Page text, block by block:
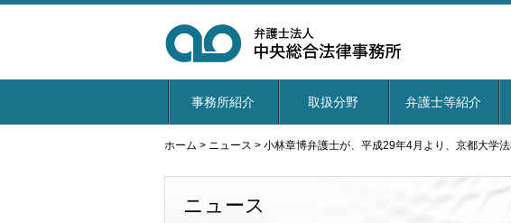
事務所紹介 取扱分野 弁護士等紹介
ホーム > ニュース > 小林章博弁護士が、平成29年4月より、京都大学
ニュース